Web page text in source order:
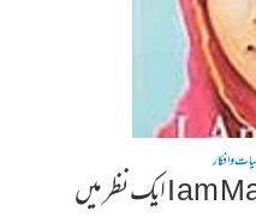
وافکار